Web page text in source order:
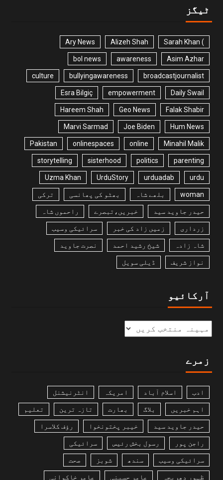
ٹیگز
) Sarah Khan
Alizeh Shah
Ary News
Asim Azhar
awareness
bol news
broadcastjournalist
bullyingawareness
culture
Daily Swail
empowerment
Esra Bilgiç
Falak Shabir
Geo News
Hareem Shah
Hum News
Joe Biden
Marvi Sarmad
Minahil Malik
online
onlinespaces
Pakistan
parenting
politics
sisterhood
storytelling
urdu
urduadab
UrduStory
Uzma Khan
woman بلھے شاہ بھٹو کی پھانسی ترکی
حیدر جاوید سید خبریں،تبصرے راحموں شاہ
زرداری زمیں زاد کی خبر سرائیکی وسیب
شاہ زادہ شیخ رشید احمد نصرت جاوید
نواز شریف ڈیلی سویل
آرکائیو
زمرے
ادب اسلام آباد امریکہ انٹرنیشنل
اہم خبریں بلاگ بھارت تازہ ترین تعلیم
حیدر جاوید سید خیبر پختونخوا رؤف کلاسرا
راجن پور رسول بخش رئیس سرائیکی
سرائیکی وسیب سندھ شوبز صحت
ظہور دھریجہ عامر حسینی عامر خاکوانی